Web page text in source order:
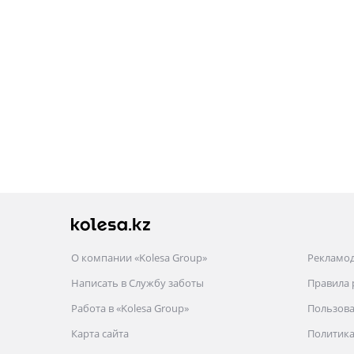
О компании «Kolesa Group»
Написать в Службу заботы
Работа в «Kolesa Group»
Карта сайта
Правила